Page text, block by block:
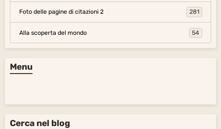
Foto delle pagine di citazioni 2 281
Alla scoperta del mondo 54
Menu
Cerca nel blog